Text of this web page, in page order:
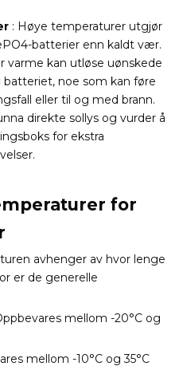
: Høye temperaturer utgjør
batterier enn kaldt vær.
varme kan utløse uønskede
batteriet, noe som kan føre
eller til og med brann.
direkte sollys og vurder å
for ekstra
for
avhenger av hvor lenge
er de generelle
mellom -20°C og
mellom -10°C og 35°C